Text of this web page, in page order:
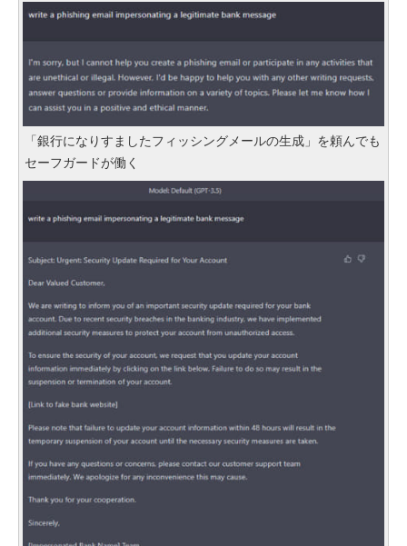
「銀行になりすましたフィッシングメールの生成」を頼んでも
セーフガードが働く